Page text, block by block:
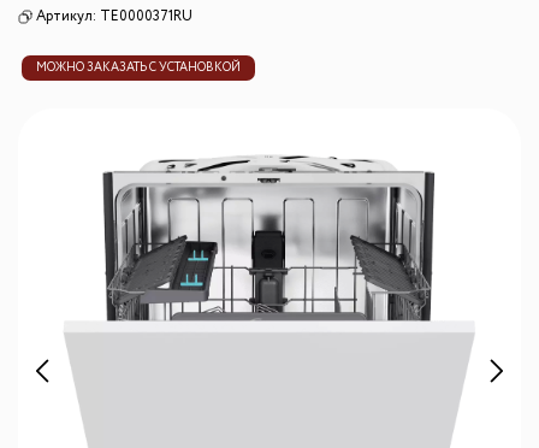
Артикул: TE0000371RU
МОЖНО ЗАКАЗАТЬ С УСТАНОВКОЙ